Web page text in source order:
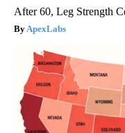
After 60, Leg Strength
ApexLabs